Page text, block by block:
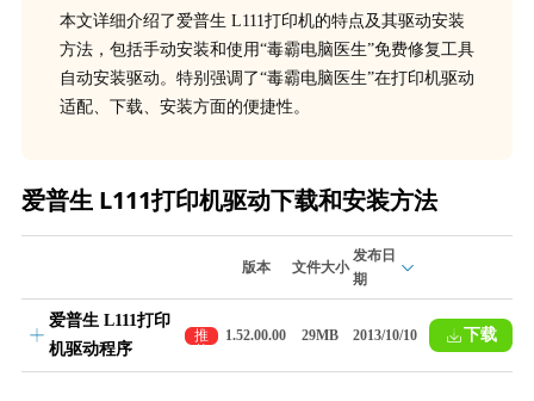
本文详细介绍了爱普生 L111打印机的特点及其驱动安装
方法，包括手动安装和使用“毒霸电脑医生”免费修复工具
自动安装驱动。特别强调了“毒霸电脑医生”在打印机驱动
适配、下载、安装方面的便捷性。
爱普生 L111打印机驱动下载和安装方法
版本 文件大小
发布日
期
爱普生 L111打印
机驱动程序
推
荐
1.52.00.00 29MB 2013/10/10 下载